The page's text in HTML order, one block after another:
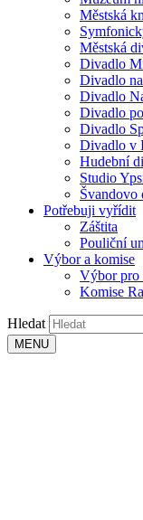
Městská
Městská
Divadlo
Divadlo
Divadlo
Divadlo
Divadlo
Divadlo v
Hudební
Studio
Švandovo
Potřebuji vyřídit
Záštita
Pouliční
Výbor a komise
Výbor pro
Komise
Hledat
MENU